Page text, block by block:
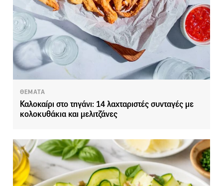
ΘΕΜΑΤΑ
Καλοκαίρι στο τηγάνι: 14 λαχταριστές συνταγές με
κολοκυθάκια και μελιτζάνες